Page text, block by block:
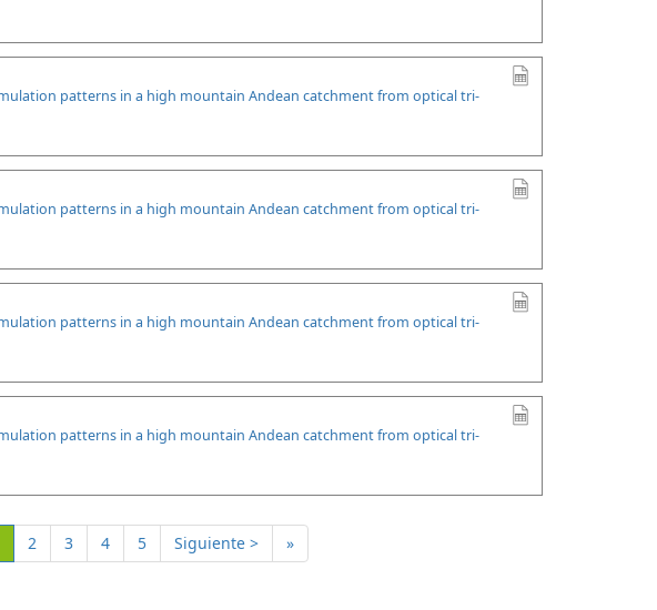
patterns in a high mountain Andean catchment from optical tri-
patterns in a high mountain Andean catchment from optical tri-
patterns in a high mountain Andean catchment from optical tri-
patterns in a high mountain Andean catchment from optical tri-
(Actual)
2 3 4 5 Siguiente > »